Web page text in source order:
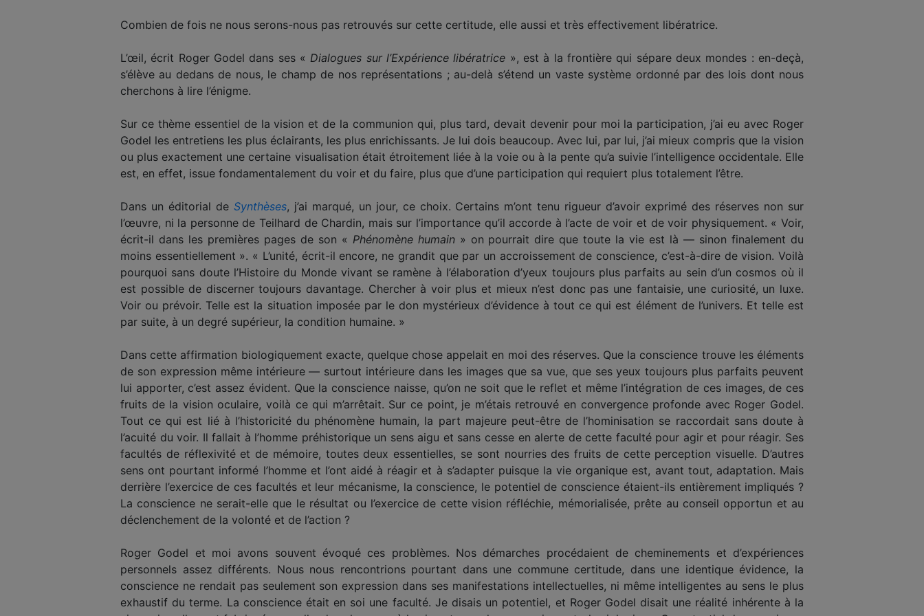
Combien de fois ne nous serons-nous pas retrouvés sur cette certitude, elle aussi et très effectivement libératrice.
L’œil, écrit Roger Godel dans ses « Dialogues sur l’Expérience libératrice », est à la frontière qui sépare deux mondes : en-deçà,
s’élève au dedans de nous, le champ de nos représentations ; au-delà s’étend un vaste système ordonné par des lois dont nous
cherchons à lire l’énigme.
Sur ce thème essentiel de la vision et de la communion qui, plus tard, devait devenir pour moi la participation, j’ai eu avec Roger
Godel les entretiens les plus éclairants, les plus enrichissants. Je lui dois beaucoup. Avec lui, par lui, j’ai mieux compris que la vision
ou plus exactement une certaine visualisation était étroitement liée à la voie ou à la pente qu’a suivie l’intelligence occidentale. Elle
est, en effet, issue fondamentalement du voir et du faire, plus que d’une participation qui requiert plus totalement l’être.
Dans un éditorial de Synthèses, j’ai marqué, un jour, ce choix. Certains m’ont tenu rigueur d’avoir exprimé des réserves non sur
l’œuvre, ni la personne de Teilhard de Chardin, mais sur l’importance qu’il accorde à l’acte de voir et de voir physiquement. « Voir,
écrit-il dans les premières pages de son « Phénomène humain» on pourrait dire que toute la vie est là — sinon finalement du
moins essentiellement ». « L’unité, écrit-il encore, ne grandit que par un accroissement de conscience, c’est-à-dire de vision. Voilà
pourquoi sans doute l’Histoire du Monde vivant se ramène à l’élaboration d’yeux toujours plus parfaits au sein d’un cosmos où il
est possible de discerner toujours davantage. Chercher à voir plus et mieux n’est donc pas une fantaisie, une curiosité, un luxe.
Voir ou prévoir. Telle est la situation imposée par le don mystérieux d’évidence à tout ce qui est élément de l’univers. Et telle est
par suite, à un degré supérieur, la condition humaine. »
Dans cette affirmation biologiquement exacte, quelque chose appelait en moi des réserves. Que la conscience trouve les éléments
de son expression même intérieure — surtout intérieure dans les images que sa vue, que ses yeux toujours plus parfaits peuvent
lui apporter, c’est assez évident. Que la conscience naisse, qu’on ne soit que le reflet et même l’intégration de ces images, de ces
fruits de la vision oculaire, voilà ce qui m’arrêtait. Sur ce point, je m’étais retrouvé en convergence profonde avec Roger Godel.
Tout ce qui est lié à l’historicité du phénomène humain, la part majeure peut-être de l’hominisation se raccordait sans doute à
l’acuité du voir. Il fallait à l’homme préhistorique un sens aigu et sans cesse en alerte de cette faculté pour agir et pour réagir. Ses
facultés de réflexivité et de mémoire, toutes deux essentielles, se sont nourries des fruits de cette perception visuelle. D’autres
sens ont pourtant informé l’homme et l’ont aidé à réagir et à s’adapter puisque la vie organique est, avant tout, adaptation. Mais
derrière l’exercice de ces facultés et leur mécanisme, la conscience, le potentiel de conscience étaient-ils entièrement impliqués ?
La conscience ne serait-elle que le résultat ou l’exercice de cette vision réfléchie, mémorialisée, prête au conseil opportun et au
déclenchement de la volonté et de l’action ?
Roger Godel et moi avons souvent évoqué ces problèmes. Nos démarches procédaient de cheminements et d’expériences
personnels assez différents. Nous nous rencontrions pourtant dans une commune certitude, dans une identique évidence, la
conscience ne rendait pas seulement son expression dans ses manifestations intellectuelles, ni même intelligentes au sens le plus
exhaustif du terme. La conscience était en soi une faculté. Je disais un potentiel, et Roger Godel disait une réalité inhérente à la